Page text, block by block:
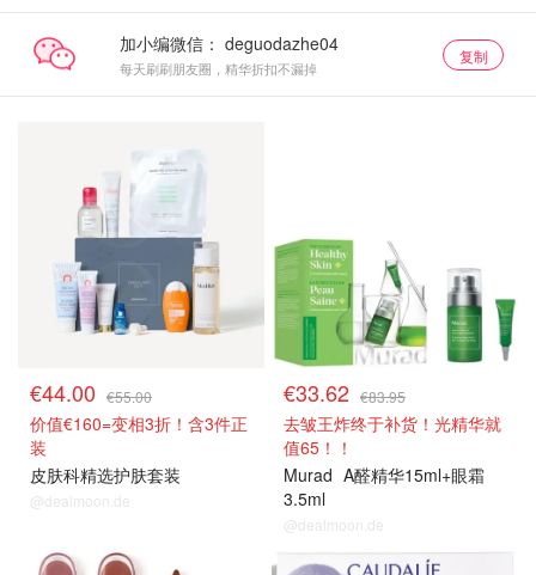
加小编微信：
每天刷刷朋友圈，精华折扣不漏掉
复制
€44.00 €55.00
价值€160=变相3折！含3件正
装
皮肤科精选护肤套装
@dealmoon.de
€33.62 €83.95
去皱王炸终于补货！光精华就
值65！！
Murad A醛精华15ml+眼霜
3.5ml
@dealmoon.de